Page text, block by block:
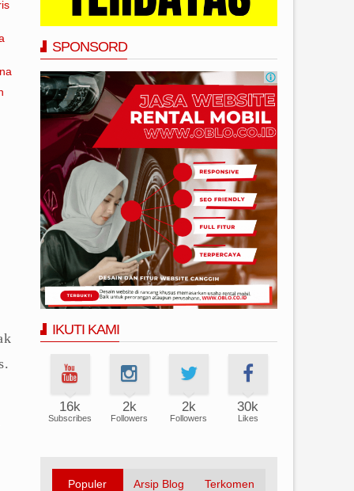
SPONSORD
IKUTI KAMI
16k
Subscribes
2k
Followers
2k
Followers
30k
Likes
Populer Arsip Blog Terkomen